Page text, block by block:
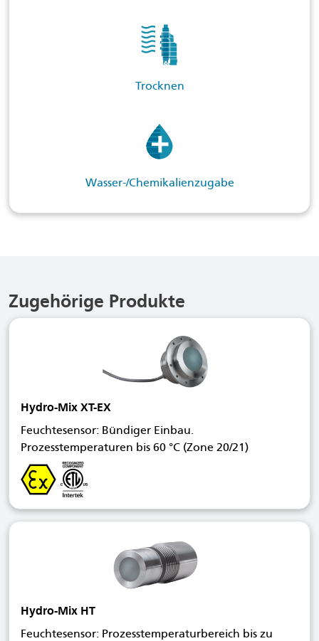
Trocknen
Wasser-/Chemikalienzugabe
Zugehörige Produkte
Hydro-Mix XT-EX
Feuchtesensor: Bündiger Einbau.
Prozesstemperaturen bis 60 °C (Zone 20/21)
Hydro-Mix HT
Feuchtesensor: Prozesstemperaturbereich bis zu